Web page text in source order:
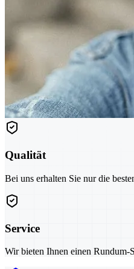
Qualität
Bei uns erhalten Sie nur die
Service
Wir bieten Ihnen einen